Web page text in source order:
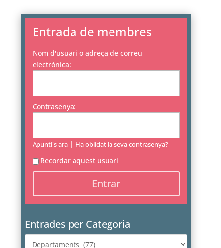
Entrada de membres
Nom d'usuari o adreça de correu
electrònica:
Contrasenya:
Apunti's ara | Ha oblidat la seva contrasenya?
Recordar aquest usuari
Entrades per Categoria